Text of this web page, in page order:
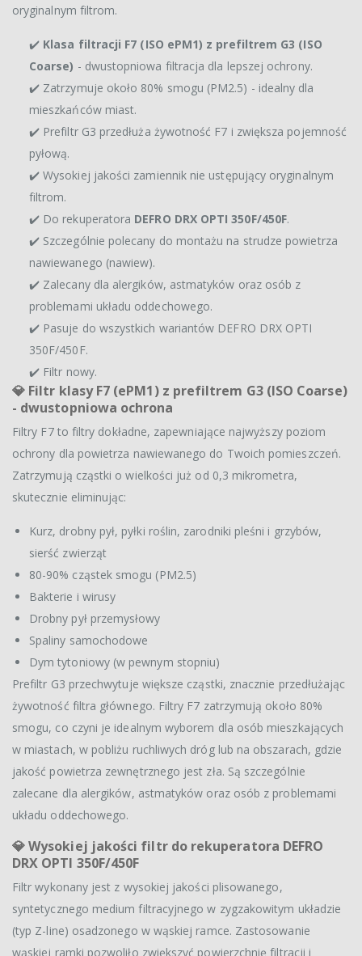
oryginalnym filtrom.
✔️ Klasa filtracji F7 (ISO ePM1) z prefiltrem G3 (ISO
Coarse) - dwustopniowa filtracja dla lepszej ochrony.
✔️ Zatrzymuje około 80% smogu (PM2.5) - idealny dla
mieszkańców miast.
✔️ Prefiltr G3 przedłuża żywotność F7 i zwiększa pojemność
pyłową.
✔️ Wysokiej jakości zamiennik nie ustępujący oryginalnym
filtrom.
✔️ Do rekuperatora DEFRO DRX OPTI 350F/450F.
✔️ Szczególnie polecany do montażu na strudze powietrza
nawiewanego (nawiew).
✔️ Zalecany dla alergików, astmatyków oraz osób z
problemami układu oddechowego.
✔️ Pasuje do wszystkich wariantów DEFRO DRX OPTI
350F/450F.
✔️ Filtr nowy.
💎 Filtr klasy F7 (ePM1) z prefiltrem G3 (ISO Coarse)
- dwustopniowa ochrona
Filtry F7 to filtry dokładne, zapewniające najwyższy poziom
ochrony dla powietrza nawiewanego do Twoich pomieszczeń.
Zatrzymują cząstki o wielkości już od 0,3 mikrometra,
skutecznie eliminując:
Kurz, drobny pył, pyłki roślin, zarodniki pleśni i grzybów,
sierść zwierząt
80-90% cząstek smogu (PM2.5)
Bakterie i wirusy
Drobny pył przemysłowy
Spaliny samochodowe
Dym tytoniowy (w pewnym stopniu)
Prefiltr G3 przechwytuje większe cząstki, znacznie przedłużając
żywotność filtra głównego. Filtry F7 zatrzymują około 80%
smogu, co czyni je idealnym wyborem dla osób mieszkających
w miastach, w pobliżu ruchliwych dróg lub na obszarach, gdzie
jakość powietrza zewnętrznego jest zła. Są szczególnie
zalecane dla alergików, astmatyków oraz osób z problemami
układu oddechowego.
💎Wysokiej jakości filtr do rekuperatora DEFRO
DRX OPTI 350F/450F
Filtr wykonany jest z wysokiej jakości plisowanego,
syntetycznego medium filtracyjnego w zygzakowitym układzie
(typ Z-line) osadzonego w wąskiej ramce. Zastosowanie
wąskiej ramki pozwoliło zwiększyć powierzchnię filtracji i